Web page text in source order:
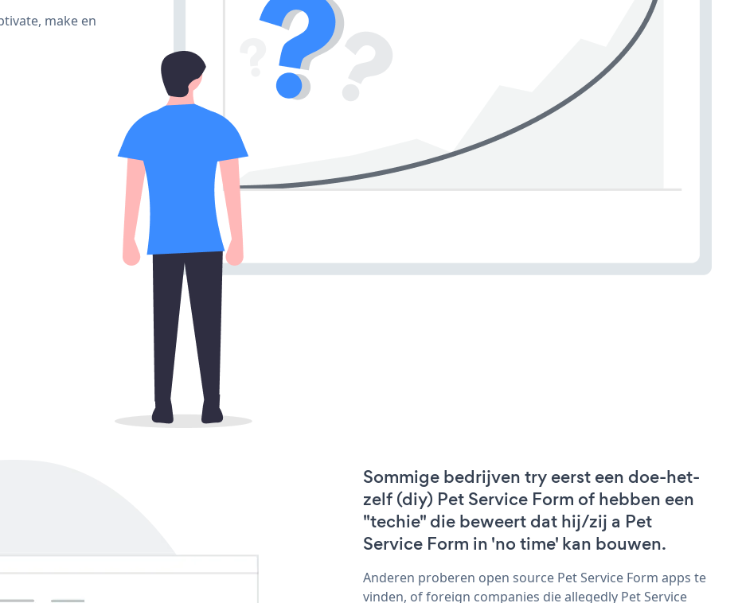
make en
Sommige bedrijven try eerst een doe-het-
zelf (diy) Pet Service Form of hebben een
"techie" die beweert dat hij/zij a Pet
Service Form in 'no time' kan bouwen.
Anderen proberen open source Pet Service Form apps te
vinden, of foreign companies die allegedly Pet Service